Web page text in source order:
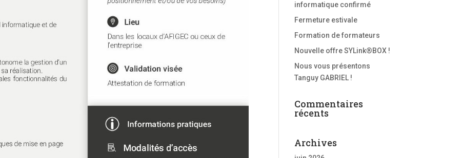
informatique confirmé
Fermeture estivale
Formation de formateurs
Nouvelle offre SYLink®BOX !
Nous vous présentons
Tanguy GABRIEL !
Commentaires
récents
Archives